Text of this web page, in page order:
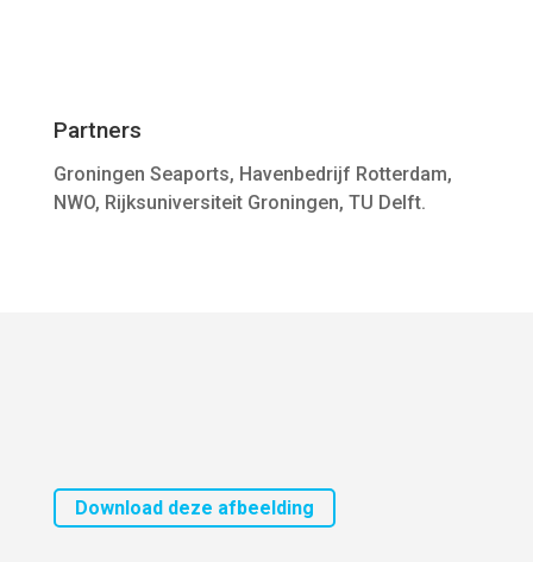
Partners
Groningen Seaports, Havenbedrijf Rotterdam,
NWO, Rijksuniversiteit Groningen, TU Delft.
Download deze afbeelding